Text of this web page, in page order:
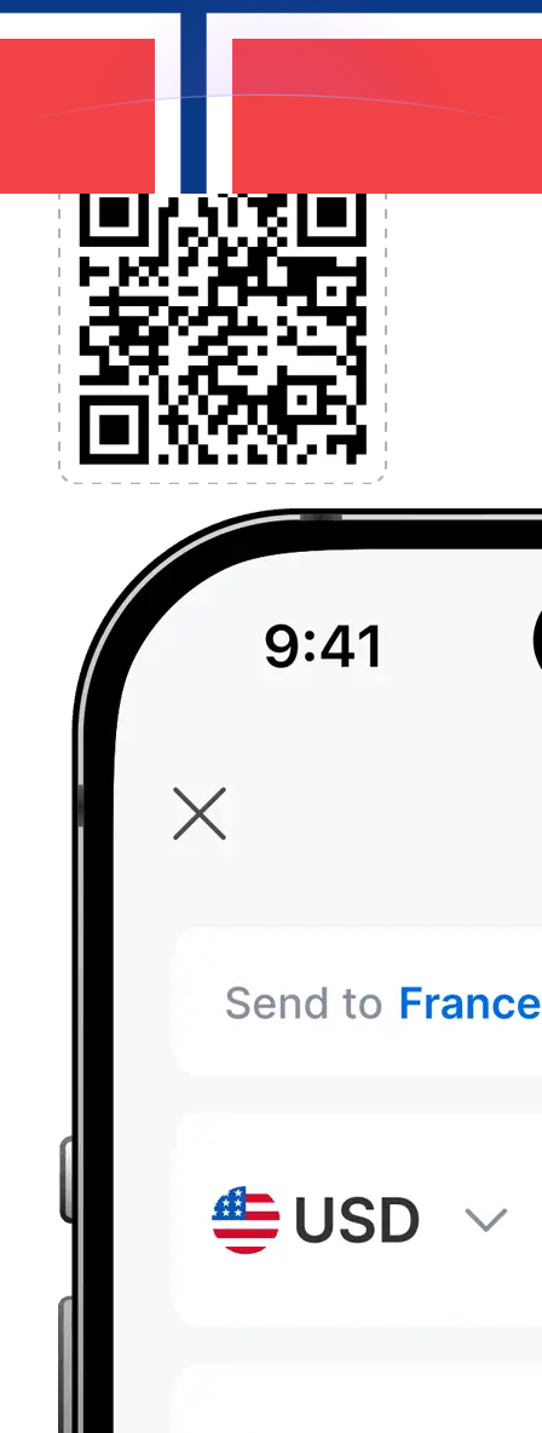
programmez des alertes de taux et transférez de
l'argent à l'étranger sans frais cachés. Téléchargez